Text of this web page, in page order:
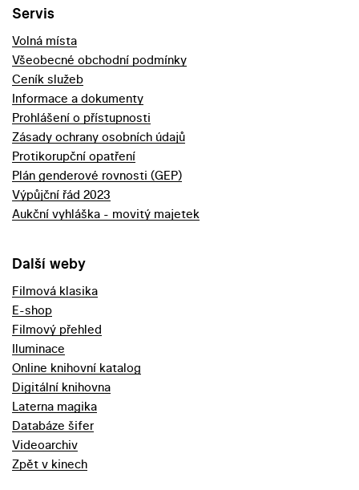
Servis
Volná místa
Všeobecné obchodní podmínky
Ceník služeb
Informace a dokumenty
Prohlášení o přístupnosti
Zásady ochrany osobních údajů
Protikorupční opatření
Plán genderové rovnosti (GEP)
Výpůjční řád 2023
Aukční vyhláška - movitý majetek
Další weby
Filmová klasika
E-shop
Filmový přehled
Iluminace
Online knihovní katalog
Digitální knihovna
Laterna magika
Databáze šifer
Videoarchiv
Zpět v kinech